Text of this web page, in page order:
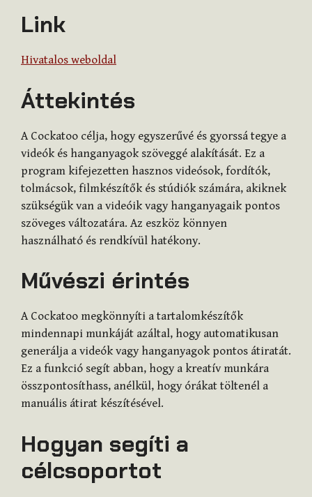
Link
Hivatalos weboldal
Áttekintés
A Cockatoo célja, hogy egyszerűvé és gyorssá tegye a
videók és hanganyagok szöveggé alakítását. Ez a
program kifejezetten hasznos videósok, fordítók,
tolmácsok, filmkészítők és stúdiók számára, akiknek
szükségük van a videóik vagy hanganyagaik pontos
szöveges változatára. Az eszköz könnyen
használható és rendkívül hatékony.
Művészi érintés
A Cockatoo megkönnyíti a tartalomkészítők
mindennapi munkáját azáltal, hogy automatikusan
generálja a videók vagy hanganyagok pontos átiratát.
Ez a funkció segít abban, hogy a kreatív munkára
összpontosíthass, anélkül, hogy órákat töltenél a
manuális átirat készítésével.
Hogyan segíti a
célcsoportot